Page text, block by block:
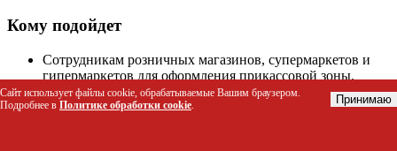
Кому подойдет
Сотрудникам розничных магазинов, супермаркетов и
гипермаркетов для оформления прикассовой зоны.
Менеджерам по мерчандайзингу для создания
дополнительных точек продаж.
Сайт использует файлы cookie, обрабатываемые Вашим браузером.
Подробнее в Политике обработки cookie. Принимаю